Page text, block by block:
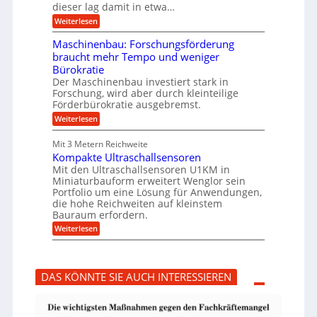
u
n
g
e
B
S
C
L
w
e
i
t
e
e
n
t
w
i
c
k
e
l
f
r
e
i
e
s
H
y
b
r
i
d
-
u
g
e
l
l
a
g
e
r
dieser lag damit in etwa…
Weiterlesen:
T
u
m
p
f
e
r
z
i
e
t
U
m
s
a
t
z
k
n
a
ü
b
e
V
Maschinenbau: Forschungsförderung
braucht mehr Tempo und weniger
Bürokratie
Der Maschinenbau investiert stark in
Forschung, wird aber durch kleinteilige
Förderbürokratie ausgebremst.
Weiterlesen:
M
s
c
h
i
n
e
n
b
a
u
r
s
h
Mit 3 Metern Reichweite
Kompakte Ultraschallsensoren
Mit den Ultraschallsensoren U1KM in
Miniaturbauform erweitert Wenglor sein
Portfolio um eine Lösung für Anwendungen,
die hohe Reichweiten auf kleinstem
Bauraum erfordern.
Weiterlesen:
K
p
a
k
e
DAS KÖNNTE SIE AUCH INTERESSIEREN